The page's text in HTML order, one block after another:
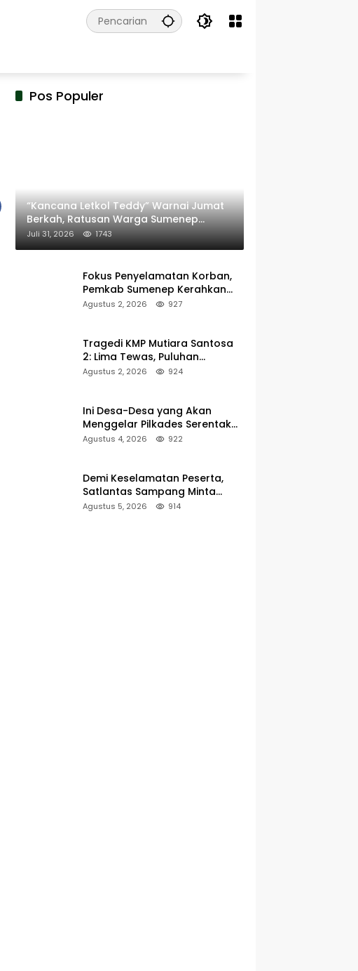
Pos Populer
“Kancana Letkol Teddy” Warnai Jumat
Berkah, Ratusan Warga Sumenep
Terima Nasi Bungkus
Juli 31, 2026 1743
Fokus Penyelamatan Korban,
Pemkab Sumenep Kerahkan
Tim Medis dan Ambulans ke
Agustus 2, 2026 927
Tragedi KMP Mutiara Santosa
2: Lima Tewas, Puluhan
Penumpang Masih Dalam
Agustus 2, 2026 924
Ini Desa-Desa yang Akan
Menggelar Pilkades Serentak
2027 di Kabupaten Sumenep
Agustus 4, 2026 922
Demi Keselamatan Peserta,
Satlantas Sampang Minta
Latihan Gerak Jalan Pindah ke
Agustus 5, 2026 914